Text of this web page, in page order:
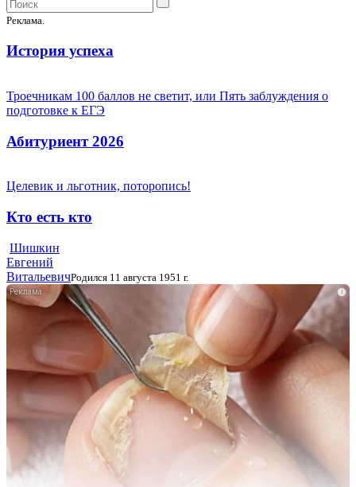
Реклама.
История успеха
Троечникам 100 баллов не светит, или Пять заблуждения о
подготовке к ЕГЭ
Абитуриент 2026
Целевик и льготник, поторопись!
Кто есть кто
Шишкин
Евгений
ВитальевичРодился 11 августа 1951 г.
i